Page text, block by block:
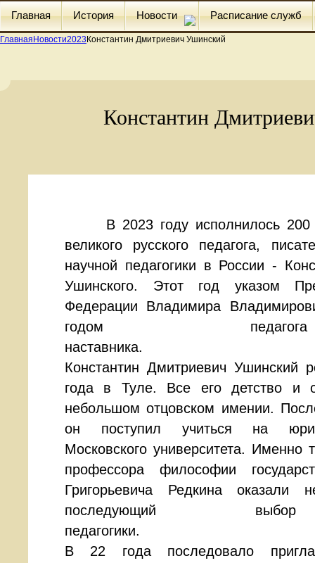
Главная История Новости Расписание служб
Главная Новости2023 Константин Дмитриевич Ушинский
Константин
В 2023 году исполнилось 200
великого русского педагога,
научной педагогики в России -
Ушинского. Этот год указом
Федерации Владимира
годом
Константин Дмитриевич Ушинский
года в Туле. Все его детство и
небольшом отцовском имении.
он поступил учиться на
Московского университета. Именно
профессора философии
Григорьевича Редкина оказали
последующий
В 22 года последовало